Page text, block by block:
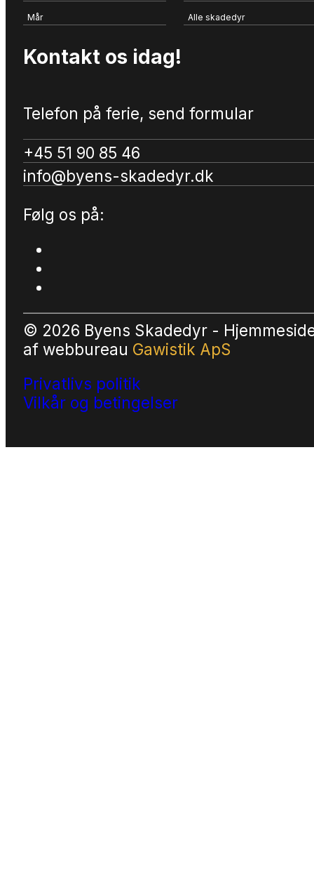
Mår Alle skadedyr
Kontakt os idag!
Telefon på ferie, send formular
+45 51 90 85 46
info@byens-skadedyr.dk
Følg os på:
© 2026 Byens Skadedyr -
af webbureau Gawistik ApS
Privatlivs politik
Vilkår og betingelser